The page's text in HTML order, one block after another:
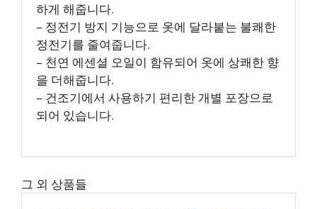
하게 해줍니다.
– 정전기 방지 기능으로 옷에 달라붙는 불쾌한
정전기를 줄여줍니다.
– 천연 에센셜 오일이 함유되어 옷에 상쾌한 향
을 더해줍니다.
– 건조기에서 사용하기 편리한 개별 포장으로
되어 있습니다.
그 외 상품들